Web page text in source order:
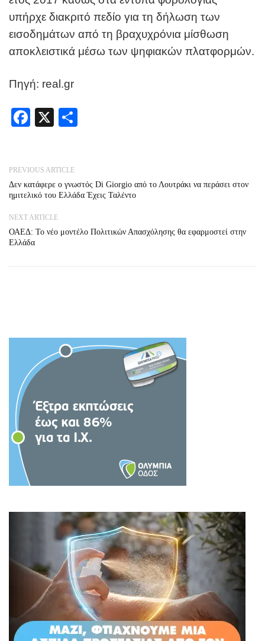
υπήρχε διακριτό πεδίο για τη δήλωση των
εισοδημάτων από τη βραχυχρόνια μίσθωση
αποκλειστικά μέσω των ψηφιακών πλατφορμών.
Πηγή: real.gr
Facebook
X
PREVIOUS ARTICLE
Δεν κατάφερε ο γνωστός Di Giorgio από το Λουτράκι να περάσει στον
ημιτελικό του Ελλάδα Έχεις Ταλέντο
NEXT ARTICLE
ΟΑΕΔ: Το νέο μοντέλο Πολιτικών Απασχόλησης θα εφαρμοστεί στην
Ελλάδα